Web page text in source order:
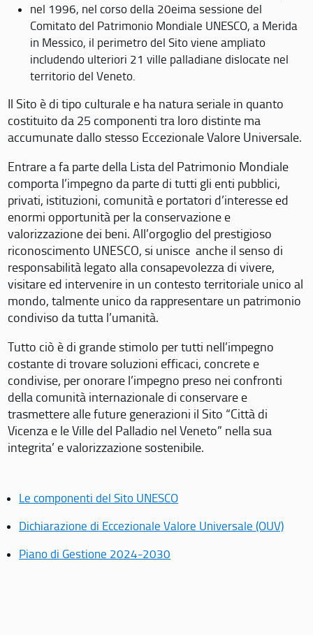
nel 1996, nel corso della 20eima sessione del
Comitato del Patrimonio Mondiale UNESCO, a Merida
in Messico, il perimetro del Sito viene ampliato
includendo ulteriori 21 ville palladiane dislocate nel
territorio del Veneto.
Il Sito è di tipo culturale e ha natura seriale in quanto
costituito da 25 componenti tra loro distinte ma
accumunate dallo stesso Eccezionale Valore Universale.
Entrare a fa parte della Lista del Patrimonio Mondiale
comporta l’impegno da parte di tutti gli enti pubblici,
privati, istituzioni, comunità e portatori d’interesse ed
enormi opportunità per la conservazione e
valorizzazione dei beni. All’orgoglio del prestigioso
riconoscimento UNESCO, si unisce anche il senso di
responsabilità legato alla consapevolezza di vivere,
visitare ed intervenire in un contesto territoriale unico al
mondo, talmente unico da rappresentare un patrimonio
condiviso da tutta l’umanità.
Tutto ciò è di grande stimolo per tutti nell’impegno
costante di trovare soluzioni efficaci, concrete e
condivise, per onorare l’impegno preso nei confronti
della comunità internazionale di conservare e
trasmettere alle future generazioni il Sito “Città di
Vicenza e le Ville del Palladio nel Veneto” nella sua
integrita’ e valorizzazione sostenibile.
Le componenti del Sito UNESCO
Dichiarazione di Eccezionale Valore Universale (OUV)
Piano di Gestione 2024-2030